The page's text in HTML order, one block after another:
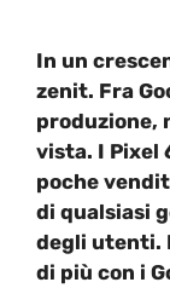
In un
zenit. Fra
produzione,
vista. I Pixel
poche
di qualsiasi
degli utenti.
di più con i